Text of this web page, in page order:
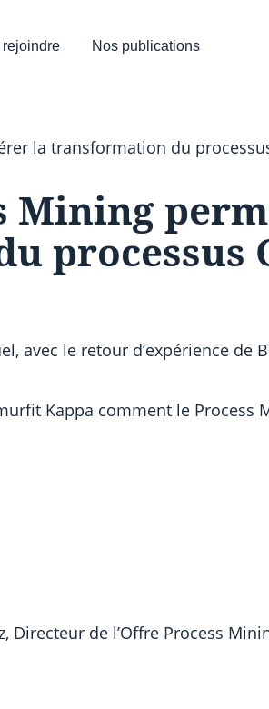
rejoindre Nos publications
la transformation du
Mining
processus
avec le retour d’expérience de
Kappa comment le Process
Directeur de l’Offre Process